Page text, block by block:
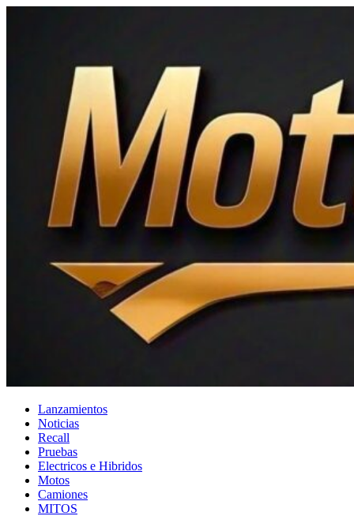
Lanzamientos
Noticias
Recall
Pruebas
Electricos e Hibridos
Motos
Camiones
MITOS